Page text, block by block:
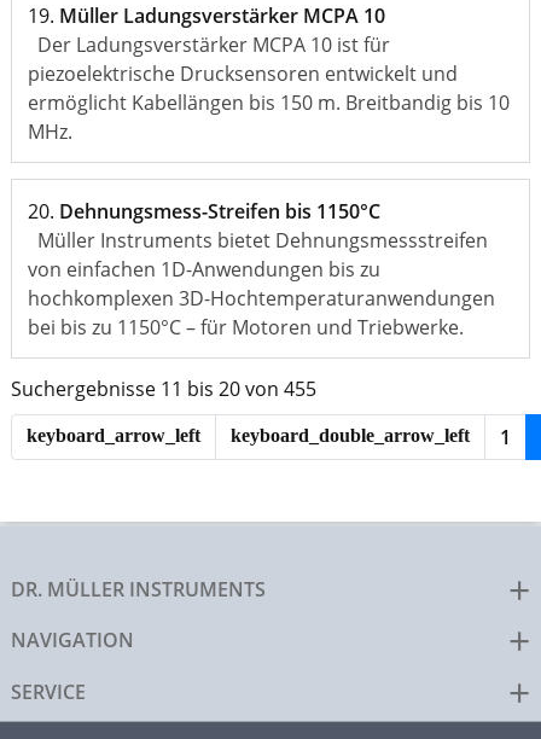
19. Müller Ladungsverstärker MCPA 10
Der Ladungsverstärker MCPA 10 ist für
piezoelektrische Drucksensoren entwickelt und
ermöglicht Kabellängen bis 150 m. Breitbandig bis 10
MHz.
20. Dehnungsmess-Streifen bis 1150°C
Müller Instruments bietet Dehnungsmessstreifen
von einfachen 1D-Anwendungen bis zu
hochkomplexen 3D-Hochtemperaturanwendungen
bei bis zu 1150°C – für Motoren und Triebwerke.
Suchergebnisse 11 bis 20 von 455
keyboard_arrow_left keyboard_double_arrow_left 1
DR. MÜLLER INSTRUMENTS
NAVIGATION
SERVICE